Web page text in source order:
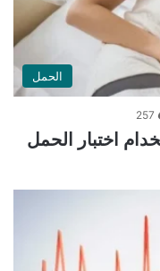
الحمل
257
اختبار الحمل